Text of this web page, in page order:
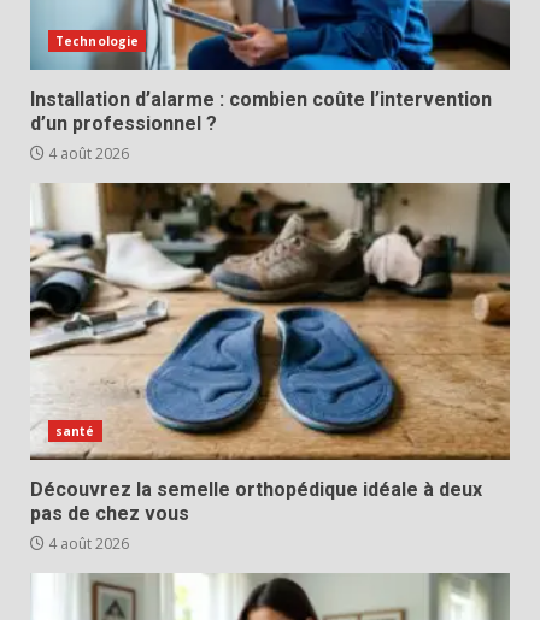
Technologie
Installation d’alarme : combien coûte l’intervention
d’un professionnel ?
4 août 2026
santé
Découvrez la semelle orthopédique idéale à deux
pas de chez vous
4 août 2026